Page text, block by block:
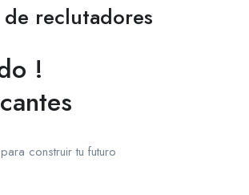
reclutadores
!
construir tu futuro